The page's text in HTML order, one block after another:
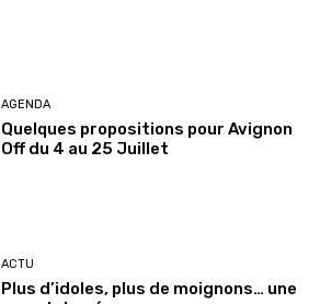
AGENDA
Quelques propositions pour Avignon
Off du 4 au 25 Juillet
ACTU
Plus d’idoles, plus de moignons… une